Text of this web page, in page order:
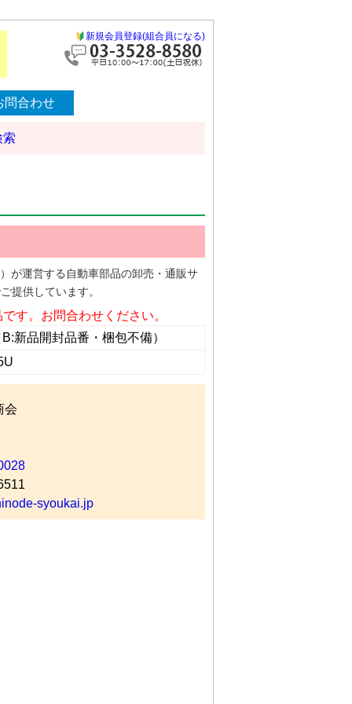
新規会員登録(組合員になる)
問合わせ
索
が運営する自動車部品の卸売・通販サ
提供しています。
す。お問合わせください。
新品開封品番・梱包不備）
会
syoukai.jp